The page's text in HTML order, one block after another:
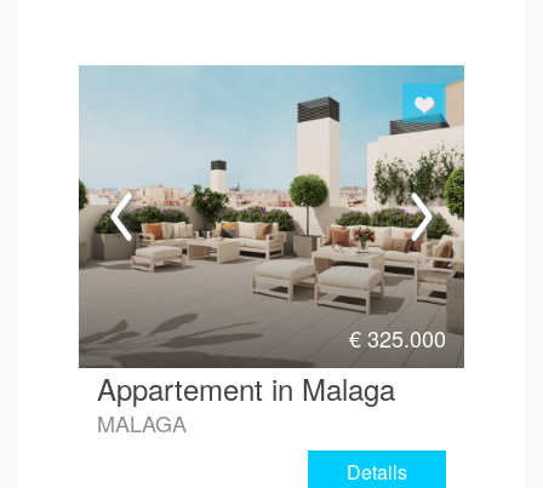
€325.000
Appartement in Malaga
MALAGA
Details